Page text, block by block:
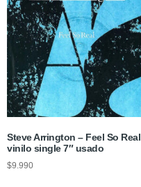
Steve Arrington – Feel So Real
vinilo single 7″ usado
$9.990